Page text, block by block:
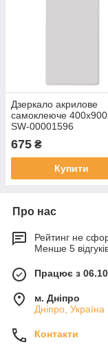
Дзеркало акрилове
самоклеюче
SW-00001596
675 ₴
Купити
Про нас
Рейтинг не
Менше 5
Працює з
м. Дніпро
Дніпро, Україна
Контакти